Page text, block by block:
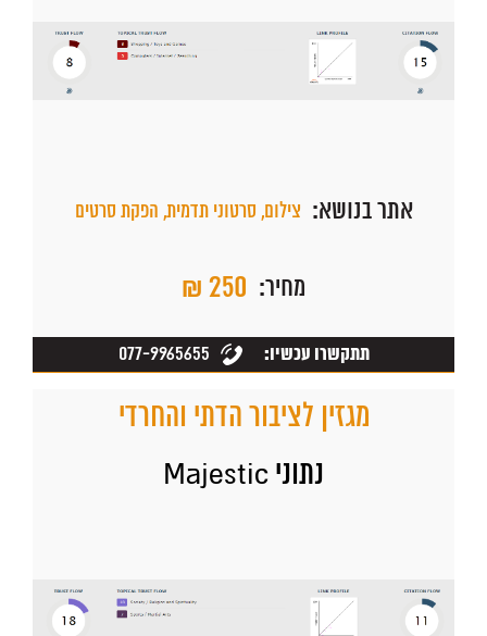
אתר בנושא: צילום, סרטוני תדמית, הפקת סרטים
מחיר: ₪ 250
תתקשרו עכשיו: 077-9965655
מגזין לציבור הדתי והחרדי
נתוני Majestic